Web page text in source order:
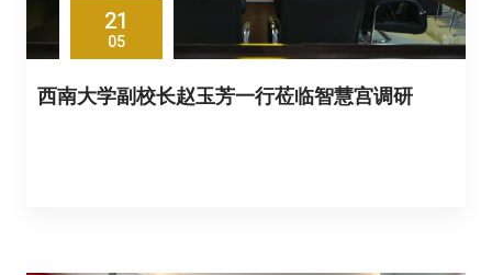
21
05
西南大学副校长赵玉芳一行莅临智慧宫调研